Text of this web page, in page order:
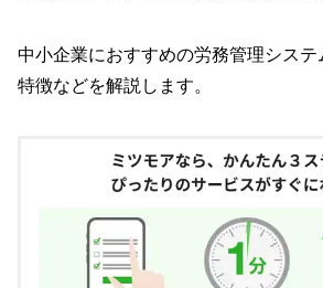
中小企業におすすめの労務管理シス
特徴などを解説します。